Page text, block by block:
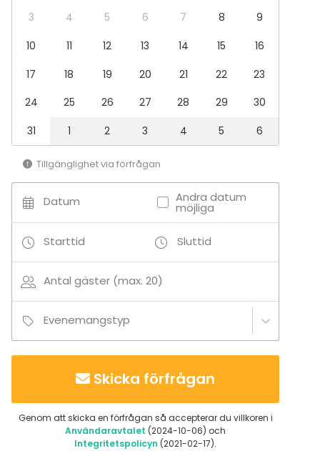
3
4 5 6 7 8
9
10
11 12 13 14 15
16
17
18 19 20 21 22
23
24
25 26 27 28 29
30
31
1 2 3 4 5 6
Tillgänglighet via förfrågan
Datum Andra datum
möjliga
Starttid Sluttid
Antal gäster (max. 20)
Evenemangstyp
Skicka förfrågan
Genom att skicka en förfrågan så accepterar du villkoren i
Användaravtalet (2024-10-06) och
Integritetspolicyn (2021-02-17).